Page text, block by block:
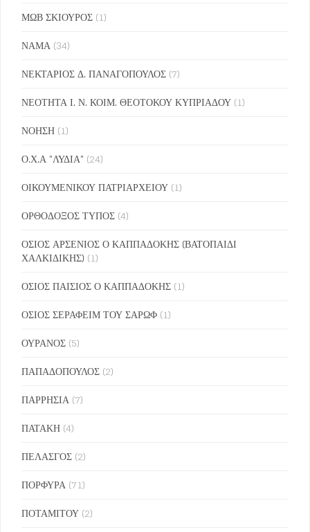
ΜΩΒ ΣΚΙΟΥΡΟΣ (1)
ΝΑΜΑ (34)
ΝΕΚΤΑΡΙΟΣ Δ. ΠΑΝΑΓΟΠΟΥΛΟΣ (7)
ΝΕΟΤΗΤΑ Ι. Ν. ΚΟΙΜ. ΘΕΟΤΟΚΟΥ ΚΥΠΡΙΑΔΟΥ (1)
ΝΟΗΣΗ (1)
Ο.Χ.Α "ΛΥΔΙΑ" (24)
ΟΙΚΟΥΜΕΝΙΚΟΥ ΠΑΤΡΙΑΡΧΕΙΟΥ (1)
ΟΡΘΟΔΟΞΟΣ ΤΥΠΟΣ (4)
ΟΣΙΟΣ ΑΡΣΕΝΙΟΣ Ο ΚΑΠΠΑΔΟΚΗΣ (ΒΑΤΟΠΑΙΔΙ
ΧΑΛΚΙΔΙΚΗΣ) (1)
ΟΣΙΟΣ ΠΑΙΣΙΟΣ Ο ΚΑΠΠΑΔΟΚΗΣ (1)
ΟΣΙΟΣ ΣΕΡΑΦΕΙΜ ΤΟΥ ΣΑΡΩΦ (1)
ΟΥΡΑΝΟΣ (5)
ΠΑΠΑΔΟΠΟΥΛΟΣ (2)
ΠΑΡΡΗΣΙΑ (7)
ΠΑΤΑΚΗ (4)
ΠΕΛΑΣΓΟΣ (2)
ΠΟΡΦΥΡΑ (71)
ΠΟΤΑΜΙΤΟΥ (2)